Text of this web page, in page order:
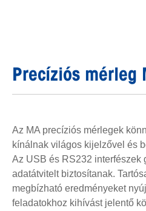
Precíziós mérleg
Az MA precíziós mérlegek
kínálnak világos kijelzővel és
Az USB és RS232 interfészek
adatátvitelt biztosítanak.
megbízható eredményeket
feladatokhoz kihívást jelentő